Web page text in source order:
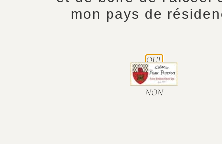
mon pays de
OUI.
NON